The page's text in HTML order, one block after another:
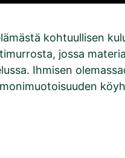
kohtuullisen
jossa
Ihmisen